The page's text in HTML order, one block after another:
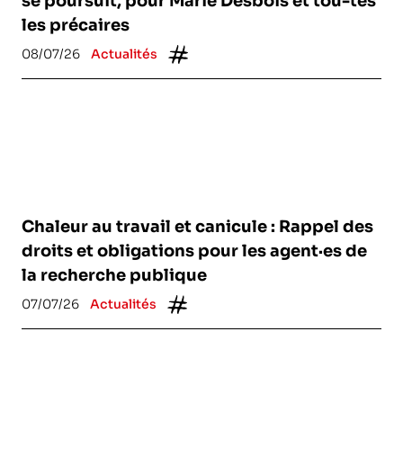
les précaires
08/07/26 Actualités
Chaleur au travail et canicule : Rappel des
droits et obligations pour les agent·es de
la recherche publique
07/07/26 Actualités